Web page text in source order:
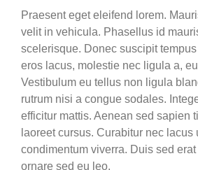
Praesent eget eleifend lorem.
velit in vehicula. Phasellus id
scelerisque. Donec suscipit
eros lacus, molestie nec ligula a,
Vestibulum eu tellus non ligula
rutrum nisi a congue sodales.
efficitur mattis. Aenean sed sapien
laoreet cursus. Curabitur nec lacus
condimentum viverra. Duis sed
ornare sed eu leo.